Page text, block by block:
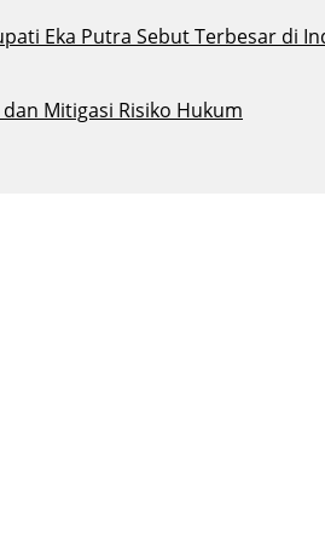
Eka Putra Sebut Terbesar di
Mitigasi Risiko Hukum